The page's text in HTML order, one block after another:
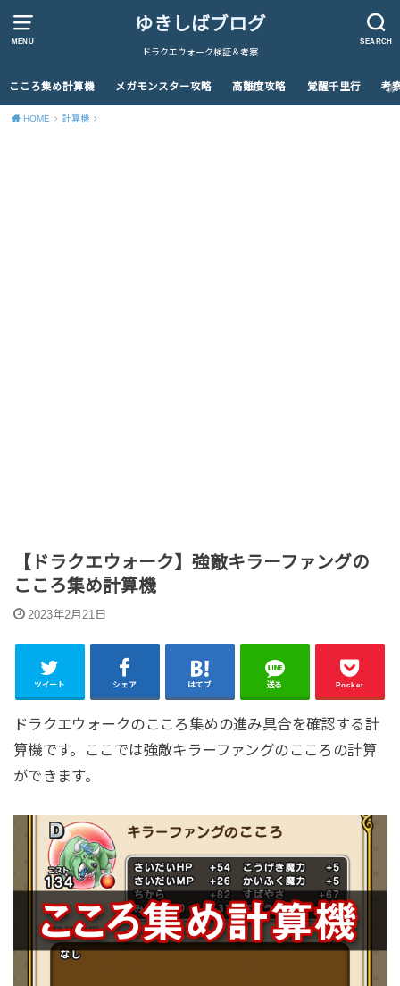
MENU SEARCH
ゆきしばブログ
ドラクエウォーク検証＆考察
こころ集め計算機 メガモンスター攻略 高難度攻略 覚醒千里行 考
HOME 計算機
【ドラクエウォーク】強敵キラーファングの
こころ集め計算機
2023年2月21日
ツイート シェア はてブ 送る Pocket
ドラクエウォークのこころ集めの進み具合を確認する計
算機です。ここでは強敵キラーファングのこころの計算
ができます。